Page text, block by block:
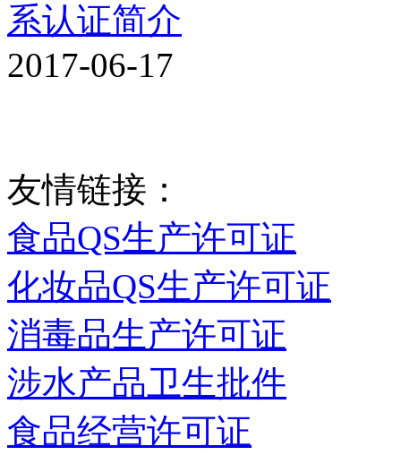
系认证简介
2017-06-17
友情链接：
食品QS生产许可证
化妆品QS生产许可证
消毒品生产许可证
涉水产品卫生批件
食品经营许可证